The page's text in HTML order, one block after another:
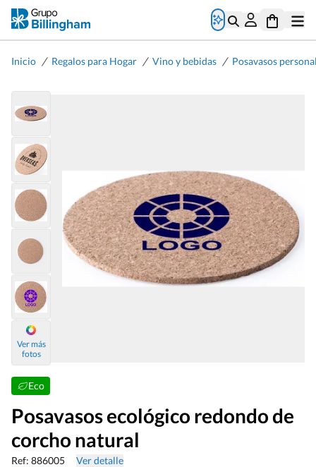
Inicio / Regalos para Hogar / Vino y bebidas / Posavasos
Ver más
fotos
Eco
Posavasos ecológico redondo de
corcho natural
Ref: 886005 Ver detalle